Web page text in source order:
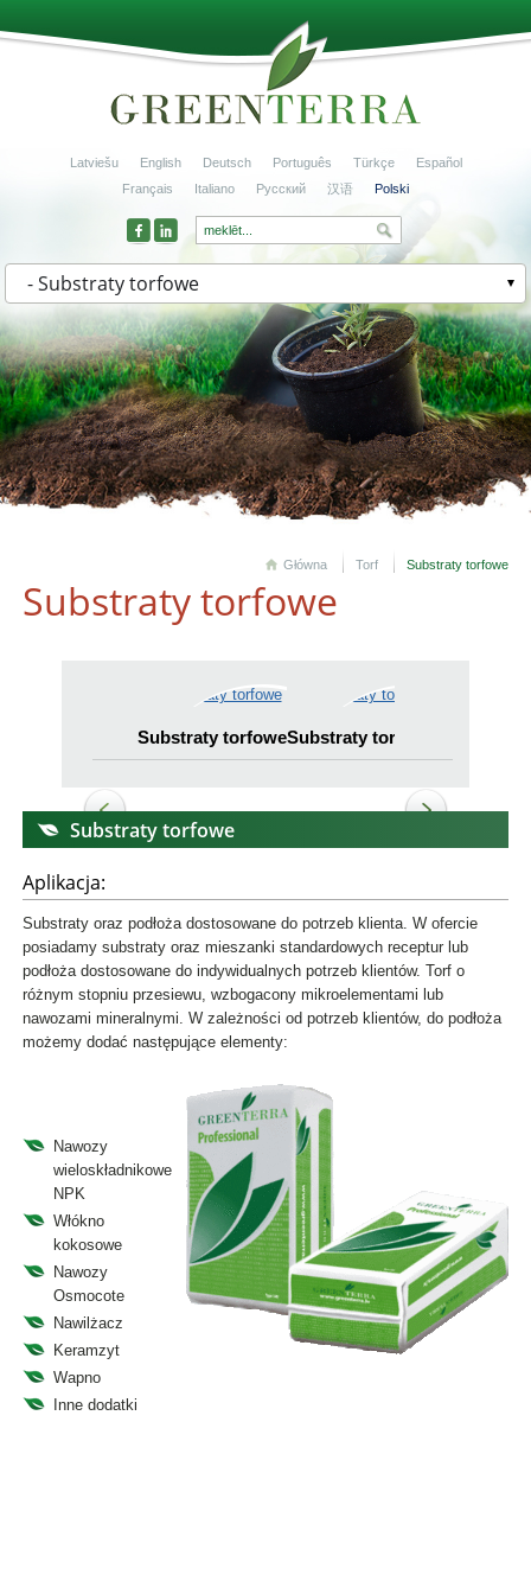
Latviešu English Deutsch Português Türkçe
Español
Français
Italiano Русский 汉语 Polski
- Substraty torfowe
Główna Torf Substraty torfowe
Substraty torfowe
Substraty torfoweSubstraty torfowe
Substraty torfowe
Aplikacja:
Substraty oraz podłoża dostosowane do potrzeb klienta. W ofercie
posiadamy substraty oraz mieszanki standardowych receptur lub
podłoża dostosowane do indywidualnych potrzeb klientów. Torf o
różnym stopniu przesiewu, wzbogacony mikroelementami lub
nawozami mineralnymi. W zależności od potrzeb klientów, do podłoża
możemy dodać następujące elementy:
Nawozy
wieloskładnikowe
NPK
Włókno
kokosowe
Nawozy
Osmocote
Nawilżacz
Keramzyt
Wapno
Inne dodatki